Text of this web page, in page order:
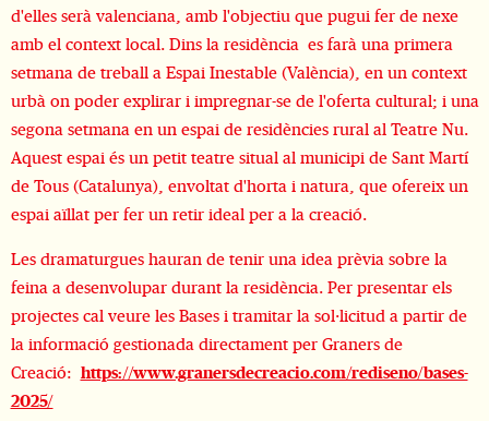
d'elles serà valenciana, amb l'objectiu que pugui fer de nexe
amb el context local. Dins la residència es farà una primera
setmana de treball a Espai Inestable (València), en un context
urbà on poder explirar i impregnar-se de l'oferta cultural; i una
segona setmana en un espai de residències rural al Teatre Nu.
Aquest espai és un petit teatre situal al municipi de Sant Martí
de Tous (Catalunya), envoltat d'horta i natura, que ofereix un
espai aïllat per fer un retir ideal per a la creació.
Les dramaturgues hauran de tenir una idea prèvia sobre la
feina a desenvolupar durant la residència. Per presentar els
projectes cal veure les Bases i tramitar la sol·licitud a partir de
la informació gestionada directament per Graners de
Creació: https://www.granersdecreacio.com/rediseno/bases-
2025/